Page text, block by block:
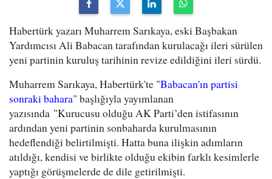
Habertürk yazarı Muharrem Sarıkaya, eski Başbakan
Yardımcısı Ali Babacan tarafından kurulacağı ileri sürülen
yeni partinin kuruluş tarihinin revize edildiğini ileri sürdü.
Muharrem Sarıkaya, Habertürk'te "Babacan'ın partisi
sonraki bahara" başlığıyla yayımlanan
yazısında "Kurucusu olduğu AK Parti’den istifasının
ardından yeni partinin sonbaharda kurulmasının
hedeflendiği belirtilmişti. Hatta buna ilişkin adımların
atıldığı, kendisi ve birlikte olduğu ekibin farklı kesimlerle
yaptığı görüşmelerde de dile getirilmişti.